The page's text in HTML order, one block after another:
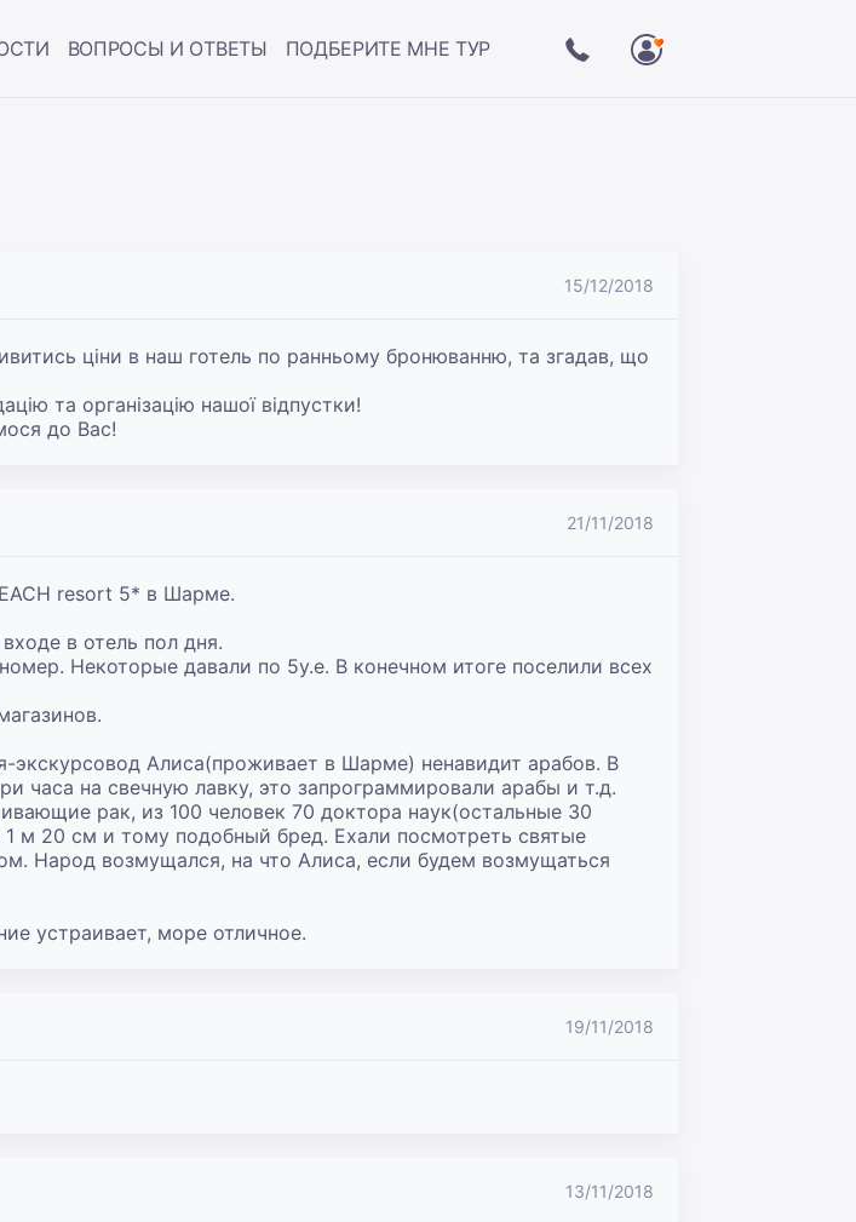
ВОПРОСЫ И ОТВЕТЫ ПОДБЕРИТЕ МНЕ ТУР
15/12/2018
ціни в наш готель по ранньому бронюванню, та згадав, що
та організацію нашої відпустки!
до Вас!
21/11/2018
resort 5* в Шарме.
в отель пол дня.
Некоторые давали по 5у.е. В конечном итоге поселили всех
Алиса(проживает в Шарме) ненавидит арабов. В
часа на свечную лавку, это запрограммировали арабы и т.д.
рак, из 100 человек 70 доктора наук(остальные 30
м 20 см и тому подобный бред. Ехали посмотреть святые
Народ возмущался, на что Алиса, если будем возмущаться
устраивает, море отличное.
19/11/2018
13/11/2018